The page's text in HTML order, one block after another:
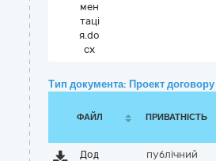
мен
таці
я.do
cx
Тип документа: Проект договору
ФАЙЛ ПРИВАТНІСТЬ
Дод
публічний